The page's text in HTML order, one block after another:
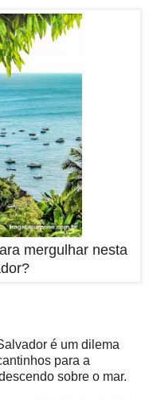
mergulhar nesta
é um dilema
para a
sobre o mar.